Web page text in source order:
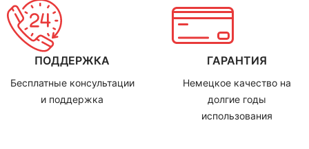
ПОДДЕРЖКА
Бесплатные консультации
и поддержка
ГАРАНТИЯ
Немецкое качество на
долгие годы
использования